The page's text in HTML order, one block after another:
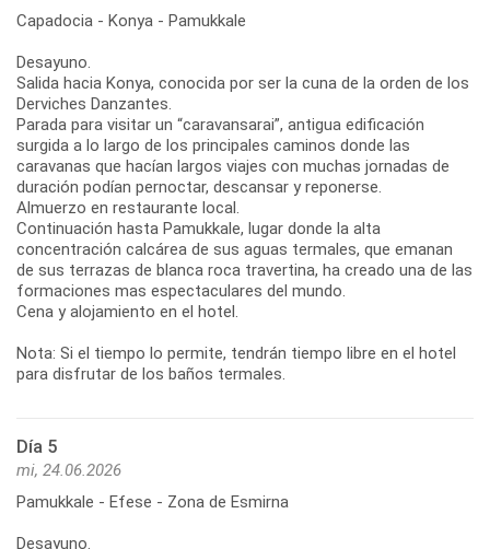
Capadocia - Konya - Pamukkale
Desayuno.
Salida hacia Konya, conocida por ser la cuna de la orden de los
Derviches Danzantes.
Parada para visitar un “caravansarai”, antigua edificación
surgida a lo largo de los principales caminos donde las
caravanas que hacían largos viajes con muchas jornadas de
duración podían pernoctar, descansar y reponerse.
Almuerzo en restaurante local.
Continuación hasta Pamukkale, lugar donde la alta
concentración calcárea de sus aguas termales, que emanan
de sus terrazas de blanca roca travertina, ha creado una de las
formaciones mas espectaculares del mundo.
Cena y alojamiento en el hotel.
Nota: Si el tiempo lo permite, tendrán tiempo libre en el hotel
para disfrutar de los baños termales.
Día 5
mi, 24.06.2026
Pamukkale - Efese - Zona de Esmirna
Desayuno.